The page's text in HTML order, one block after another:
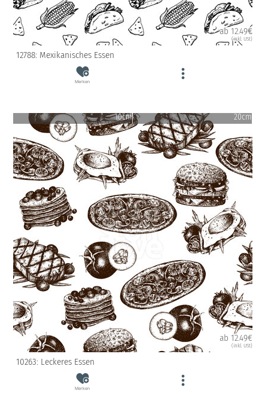
ab 12.49€
(inkl. USt)
12788: Mexikanisches Essen
Merken
10cm 20cm
ab 12.49€
(inkl. USt)
10263: Leckeres Essen
Merken